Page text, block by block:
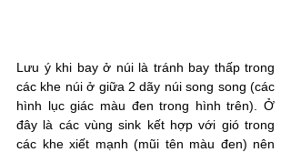
Lưu ý khi bay ở núi là tránh bay thấp trong
các khe núi ở giữa 2 dãy núi song song (các
hình lục giác màu đen trong hình trên). Ở
đây là các vùng sink kết hợp với gió trong
các khe xiết mạnh (mũi tên màu đen) nên